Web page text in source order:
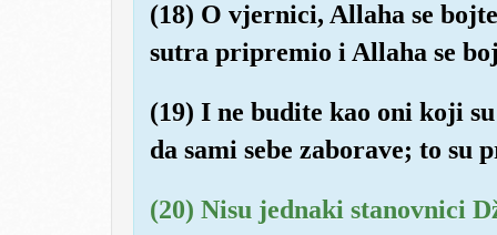
(18) O vjernici, Allaha se
sutra pripremio i Allaha se
(19) I ne budite kao oni koji
da sami sebe zaborave; to su
(20) Nisu jednaki stanovnici